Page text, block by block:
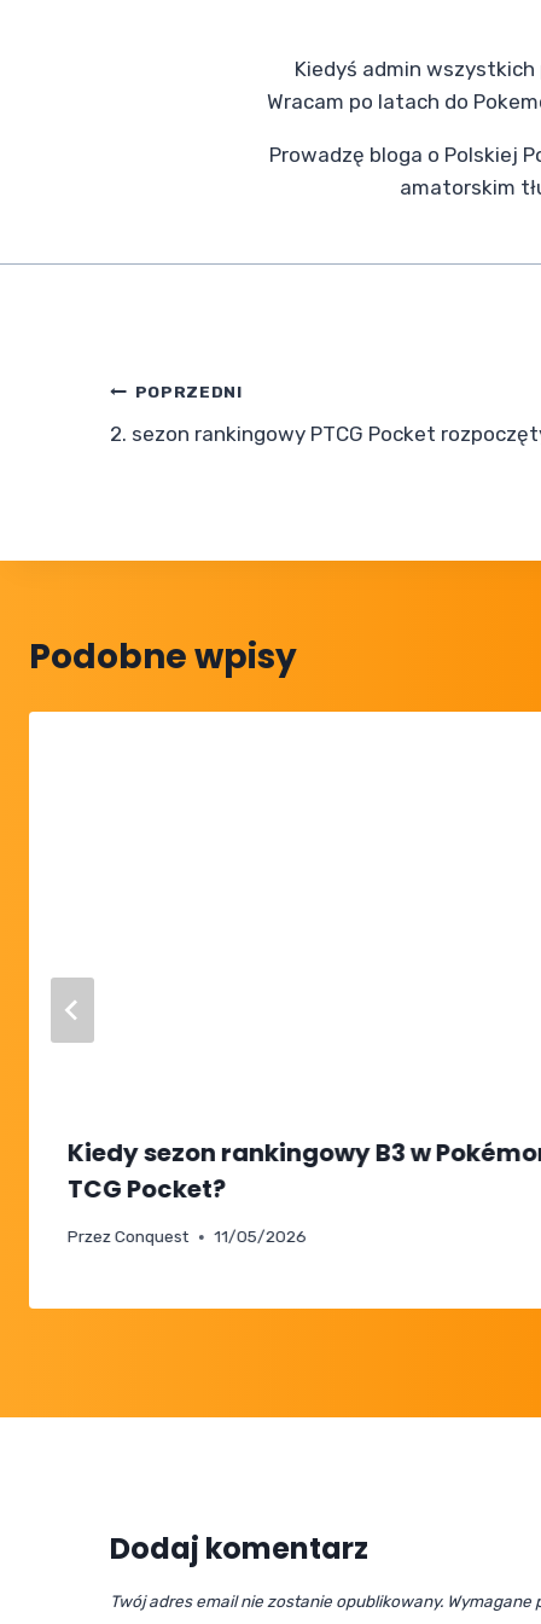
Kiedyś admin
Wracam po latach do
Prowadzę bloga o Polskiej
amatorskim
Nawigacja
wpisu
POPRZEDNI
2. sezon rankingowy PTCG Pocket
Podobne wpisy
Kiedy sezon rankingowy B3 w
TCG Pocket?
Przez Conquest 11/05/2026
Dodaj komentarz
Twój adres email nie zostanie opublikowany. Wymagane